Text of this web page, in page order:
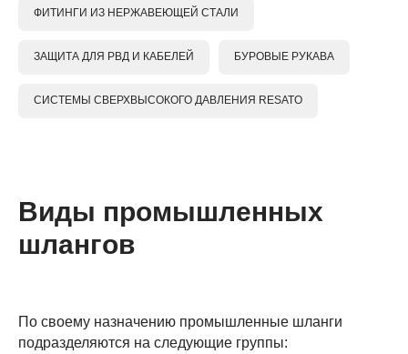
ФИТИНГИ ИЗ НЕРЖАВЕЮЩЕЙ СТАЛИ
ЗАЩИТА ДЛЯ РВД И КАБЕЛЕЙ БУРОВЫЕ РУКАВА
СИСТЕМЫ СВЕРХВЫСОКОГО ДАВЛЕНИЯ RESATO
Виды промышленных
шлангов
По своему назначению промышленные шланги
подразделяются на следующие группы: